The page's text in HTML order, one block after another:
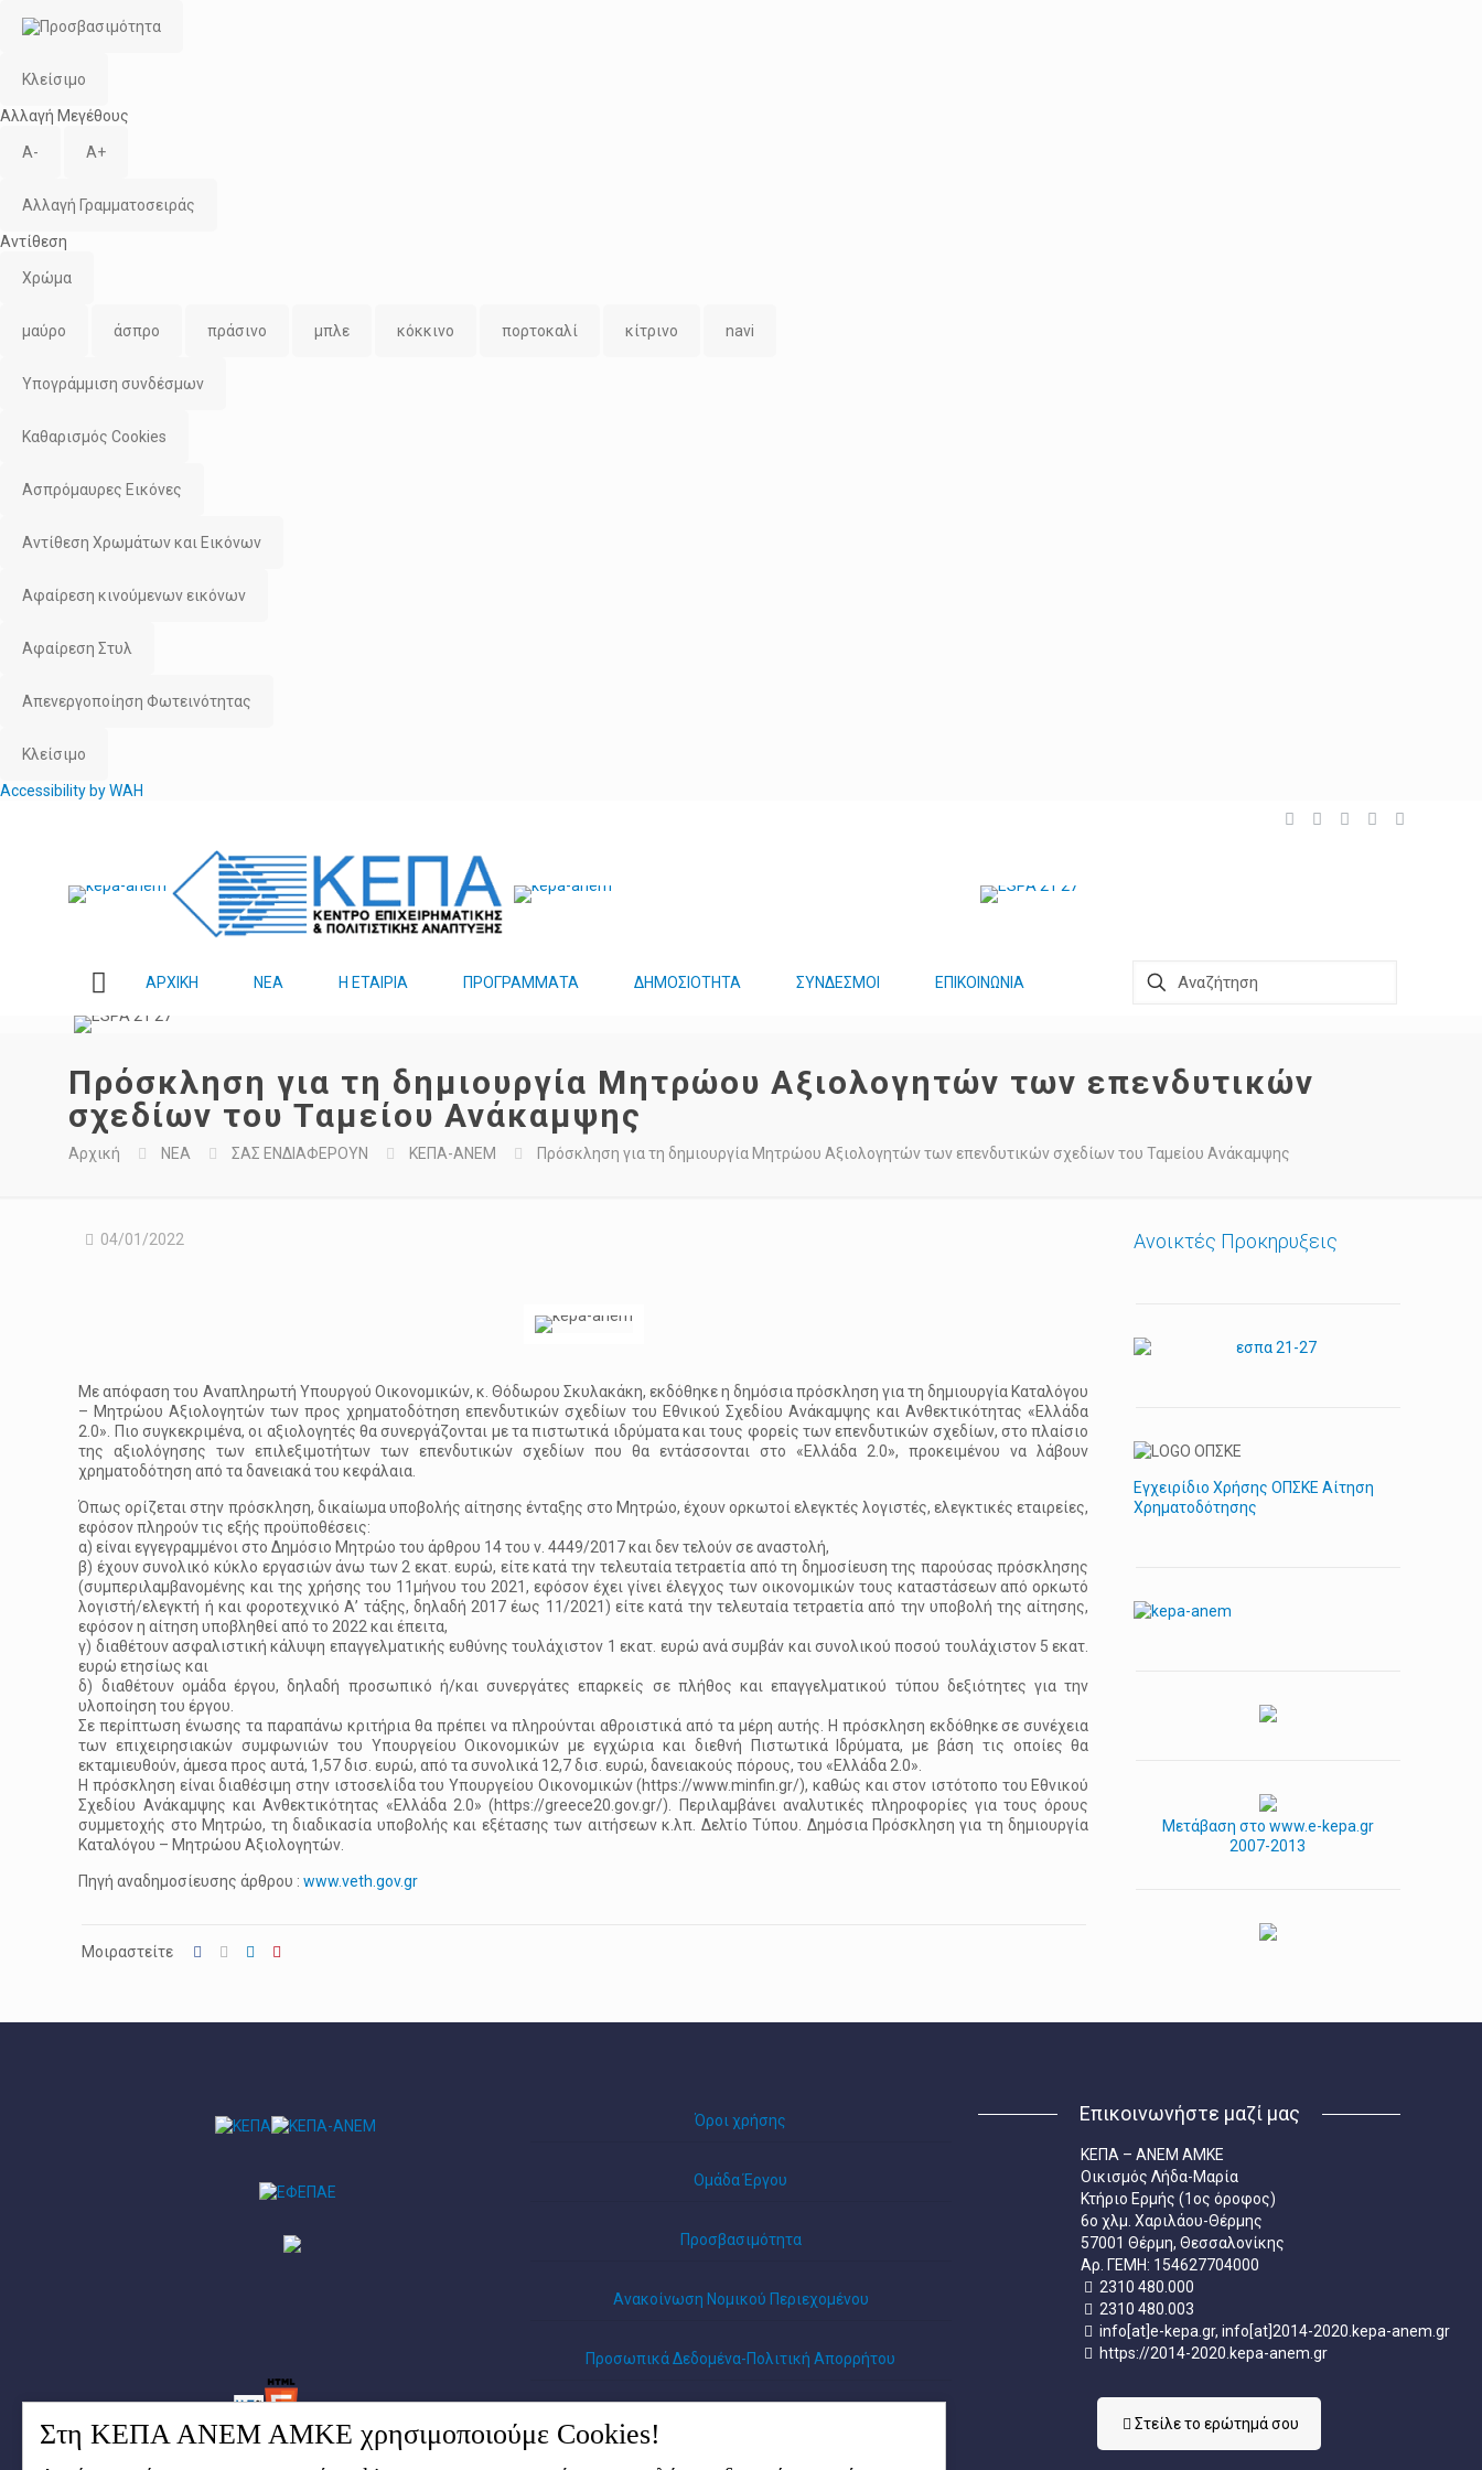
Κλείσιμο
Αλλαγή Μεγέθους
A- A+
Αλλαγή Γραμματοσειράς
Αντίθεση
Χρώμα
μαύρο άσπρο πράσινο μπλε κόκκινο πορτοκαλί κίτρινο navi
Υπογράμμιση συνδέσμων
Καθαρισμός Cookies
Ασπρόμαυρες Εικόνες
Αντίθεση Χρωμάτων και Εικόνων
Αφαίρεση κινούμενων εικόνων
Αφαίρεση Στυλ
Απενεργοποίηση Φωτεινότητας
Κλείσιμο
Accessibility by WAH
ΑΡΧΙΚΗ ΝΕΑ Η ΕΤΑΙΡΙΑ ΠΡΟΓΡΑΜΜΑΤΑ ΔΗΜΟΣΙΟΤΗΤΑ ΣΥΝΔΕΣΜΟΙ ΕΠΙΚΟΙΝΩΝΙΑ
Πρόσκληση για τη δημιουργία Μητρώου Αξιολογητών των επενδυτικών
σχεδίων του Ταμείου Ανάκαμψης
Αρχική ΝΕΑ ΣΑΣ ΕΝΔΙΑΦΕΡΟΥΝ ΚΕΠΑ-ΑΝΕΜ Πρόσκληση για τη δημιουργία Μητρώου Αξιολογητών των επενδυτικών σχεδίων του Ταμείου Ανάκαμψης
04/01/2022
Με απόφαση του Αναπληρωτή Υπουργού Οικονομικών, κ. Θόδωρου Σκυλακάκη, εκδόθηκε η δημόσια πρόσκληση για τη δημιουργία Καταλόγου
– Μητρώου Αξιολογητών των προς χρηματοδότηση επενδυτικών σχεδίων του Εθνικού Σχεδίου Ανάκαμψης και Ανθεκτικότητας «Ελλάδα
2.0». Πιο συγκεκριμένα, οι αξιολογητές θα συνεργάζονται με τα πιστωτικά ιδρύματα και τους φορείς των επενδυτικών σχεδίων, στο πλαίσιο
της αξιολόγησης των επιλεξιμοτήτων των επενδυτικών σχεδίων που θα εντάσσονται στο «Ελλάδα 2.0», προκειμένου να λάβουν
χρηματοδότηση από τα δανειακά του κεφάλαια.
Όπως ορίζεται στην πρόσκληση, δικαίωμα υποβολής αίτησης ένταξης στο Μητρώο, έχουν ορκωτοί ελεγκτές λογιστές, ελεγκτικές εταιρείες,
εφόσον πληρούν τις εξής προϋποθέσεις:
α) είναι εγγεγραμμένοι στο Δημόσιο Μητρώο του άρθρου 14 του ν. 4449/2017 και δεν τελούν σε αναστολή,
β) έχουν συνολικό κύκλο εργασιών άνω των 2 εκατ. ευρώ, είτε κατά την τελευταία τετραετία από τη δημοσίευση της παρούσας πρόσκλησης
(συμπεριλαμβανομένης και της χρήσης του 11μήνου του 2021, εφόσον έχει γίνει έλεγχος των οικονομικών τους καταστάσεων από ορκωτό
λογιστή/ελεγκτή ή και φοροτεχνικό Α’ τάξης, δηλαδή 2017 έως 11/2021) είτε κατά την τελευταία τετραετία από την υποβολή της αίτησης,
εφόσον η αίτηση υποβληθεί από το 2022 και έπειτα,
γ) διαθέτουν ασφαλιστική κάλυψη επαγγελματικής ευθύνης τουλάχιστον 1 εκατ. ευρώ ανά συμβάν και συνολικού ποσού τουλάχιστον 5 εκατ.
ευρώ ετησίως και
δ) διαθέτουν ομάδα έργου, δηλαδή προσωπικό ή/και συνεργάτες επαρκείς σε πλήθος και επαγγελματικού τύπου δεξιότητες για την
υλοποίηση του έργου.
Σε περίπτωση ένωσης τα παραπάνω κριτήρια θα πρέπει να πληρούνται αθροιστικά από τα μέρη αυτής. Η πρόσκληση εκδόθηκε σε συνέχεια
των επιχειρησιακών συμφωνιών του Υπουργείου Οικονομικών με εγχώρια και διεθνή Πιστωτικά Ιδρύματα, με βάση τις οποίες θα
εκταμιευθούν, άμεσα προς αυτά, 1,57 δισ. ευρώ, από τα συνολικά 12,7 δισ. ευρώ, δανειακούς πόρους, του «Ελλάδα 2.0».
Η πρόσκληση είναι διαθέσιμη στην ιστοσελίδα του Υπουργείου Οικονομικών (https://www.minfin.gr/), καθώς και στον ιστότοπο του Εθνικού
Σχεδίου Ανάκαμψης και Ανθεκτικότητας «Ελλάδα 2.0» (https://greece20.gov.gr/). Περιλαμβάνει αναλυτικές πληροφορίες για τους όρους
συμμετοχής στο Μητρώο, τη διαδικασία υποβολής και εξέτασης των αιτήσεων κ.λπ. Δελτίο Τύπου. Δημόσια Πρόσκληση για τη δημιουργία
Καταλόγου – Μητρώου Αξιολογητών.
Πηγή αναδημοσίευσης άρθρου :www.veth.gov.gr
Μοιραστείτε
Ανοικτές Προκηρυξεις
Εγχειρίδιο Χρήσης ΟΠΣΚΕ Αίτηση
Χρηματοδότησης
Μετάβαση στο www.e-kepa.gr
2007-2013
Όροι χρήσης
Ομάδα Έργου
Προσβασιμότητα
Ανακοίνωση Νομικού Περιεχομένου
Προσωπικά Δεδομένα-Πολιτική Απορρήτου
Επικοινωνήστε μαζί μας
ΚΕΠΑ – ΑΝΕΜ ΑΜΚΕ
Οικισμός Λήδα-Μαρία
Κτήριο Ερμής (1ος όροφος)
6ο χλμ. Χαριλάου-Θέρμης
57001 Θέρμη, Θεσσαλονίκης
Aρ. ΓΕΜΗ: 154627704000
2310 480.000
2310 480.003
info[at]e-kepa.gr, info[at]2014-2020.kepa-anem.gr
https://2014-2020.kepa-anem.gr
Στείλε τo ερώτημά σου
Στη ΚΕΠΑ ΑΝΕΜ ΑΜΚΕ χρησιμοποιούμε Cookies!